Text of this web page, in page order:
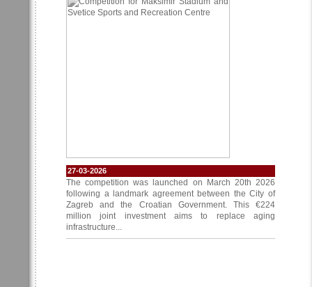
27-03-2026
The competition was launched on March 20th 2026
following a landmark agreement between the City of
Zagreb and the Croatian Government. This €224
million joint investment aims to replace aging
infrastructure...